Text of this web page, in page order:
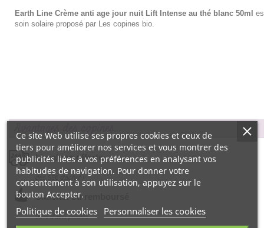
Earth Line Crème anti age jour nuit Lift Intense au thé blanc 50ml
soin solaire proposé par Les copines bio.
Livraison offerte
Satisfait ou remboursé
99% d‘avis positifs
Ce site Web utilise ses propres cookies et ceux de
tiers pour améliorer nos services et vous montrer des
publicités liées à vos préférences en analysant vos
habitudes de navigation. Pour donner votre
consentement à son utilisation, appuyez sur le
bouton Accepter.
Politique de cookies Personnaliser les cookies